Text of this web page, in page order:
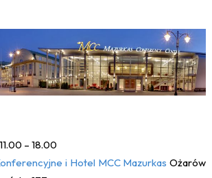
– 18.00
i Hotel MCC Mazurkas Ożarów